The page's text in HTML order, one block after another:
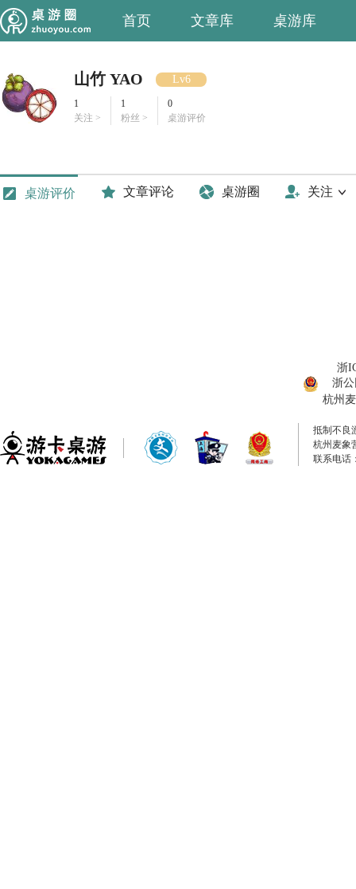
首页 文章库 桌游库
山竹 YAO Lv6
1
关注 >
1
粉丝 >
0
桌游评价
桌游评价 文章评论 桌游圈 关注
浙
浙公
杭州
抵制不良
杭州麦象
联系电话